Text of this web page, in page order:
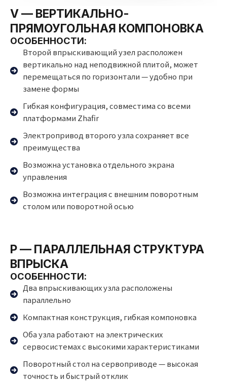
V — ВЕРТИКАЛЬНО-
ПРЯМОУГОЛЬНАЯ КОМПОНОВКА
ОСОБЕННОСТИ:
Второй впрыскивающий узел расположен
вертикально над неподвижной плитой, может
перемещаться по горизонтали — удобно при
замене формы
Гибкая конфигурация, совместима со всеми
платформами Zhafir
Электропривод второго узла сохраняет все
преимущества
Возможна установка отдельного экрана
управления
Возможна интеграция с внешним поворотным
столом или поворотной осью
P — ПАРАЛЛЕЛЬНАЯ СТРУКТУРА
ВПРЫСКА
ОСОБЕННОСТИ:
Два впрыскивающих узла расположены
параллельно
Компактная конструкция, гибкая компоновка
Оба узла работают на электрических
сервосистемах с высокими характеристиками
Поворотный стол на сервоприводе — высокая
точность и быстрый отклик